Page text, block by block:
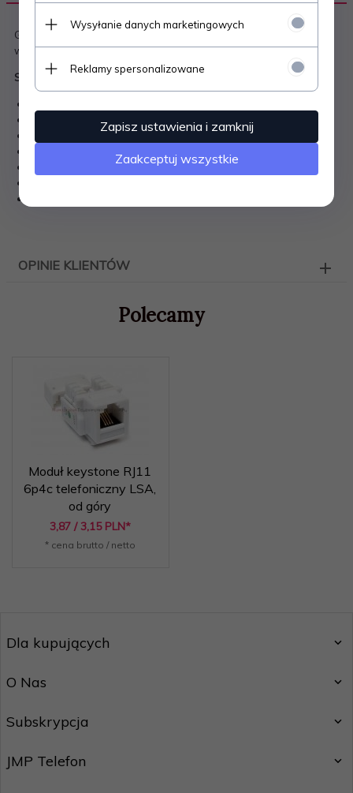
Gniazdo typu keystone RJ11 4-pin kategorii 3. Gniazdo
wyposażone w niezawodne złącza krawędziowe typu LSA.
Specyfikacja techniczna:
typ mocowania: „keystone”,
OPINIE KLIENTÓW
Polecamy
Moduł keystone RJ11
6p4c telefoniczny LSA,
od góry
3,87 / 3,15 PLN*
* cena brutto / netto
Dla kupujących
O Nas
Subskrypcja
JMP Telefon
Wysyłanie danych marketingowych
Reklamy spersonalizowane
Zapisz ustawienia i zamknij
Zaakceptuj wszystkie